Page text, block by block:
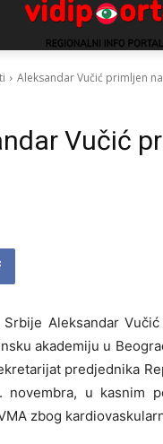
Aleksandar Vučić primljen
Vučić
Srbije Aleksandar
akademiju u
predjednika
novembra, u kasnim
zbog